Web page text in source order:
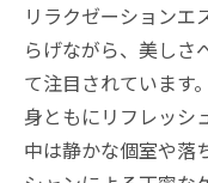
エステ選びに
エステ選
安心でき
エステの
リラクゼーションエ
らげながら、美しさ
て注目されています
身ともにリフレッシ
中は静かな個室や落